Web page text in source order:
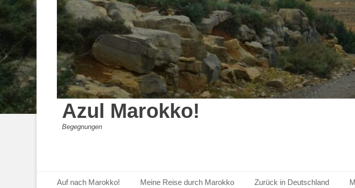
Azul Marokko!
Begegnungen
Primäres Menü
Auf nach Marokko! Meine Reise durch Marokko Zurück in Deutschland